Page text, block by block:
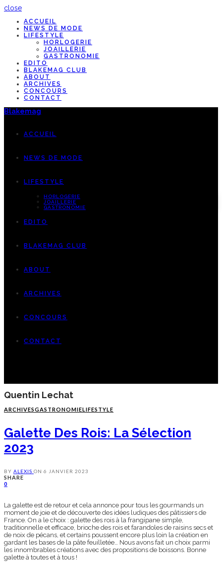
close
ACCUEIL
NEWS DE MODE
LIFESTYLE
HORLOGERIE
JOAILLERIE
GASTRONOMIE
EDITO
BLAKEMAG CLUB
ABOUT
ARCHIVES
CONCOURS
CONTACT
Blakemag
ACCUEIL
NEWS DE MODE
LIFESTYLE
HORLOGERIE
JOAILLERIE
GASTRONOMIE
EDITO
BLAKEMAG CLUB
ABOUT
ARCHIVES
CONCOURS
CONTACT
Quentin Lechat
ARCHIVESGASTRONOMIELIFESTYLE
Galette Des Rois: La Sélection
2023
BY ALEXIS ON 6 JANVIER 2023
SHARE
0
La galette est de retour et cela annonce pour tous les gourmands un
moment de joie et de découverte des idées ludiques des pâtissiers de
France. On a le choix : galette des rois à la frangipane simple,
traditionnelle et efficace, brioche des rois et farandoles de raisins secs et
de noix de pécans, et certains poussent encore plus loin la création en
gardant les bases de la pâte feuilletée… Nous avons fait un choix parmi
les innombrables créations avec des propositions de boissons. Bonne
galette à toutes et à tous !